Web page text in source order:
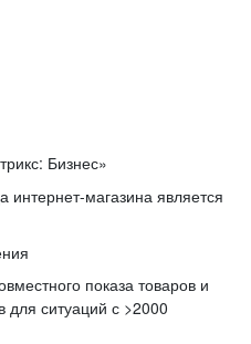
Бизнес»
интернет-магазина является
показа товаров и
для ситуаций с >2000